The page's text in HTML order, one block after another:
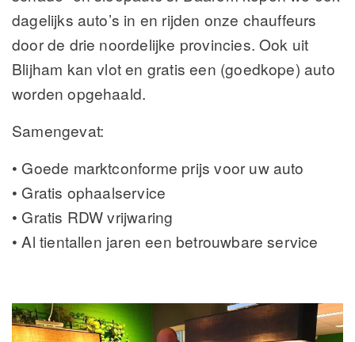
dagelijks auto’s in en rijden onze chauffeurs
door de drie noordelijke provincies. Ook uit
Blijham kan vlot en gratis een (goedkope) auto
worden opgehaald.
Samengevat:
• Goede marktconforme prijs voor uw auto
• Gratis ophaalservice
• Gratis RDW vrijwaring
• Al tientallen jaren een betrouwbare service